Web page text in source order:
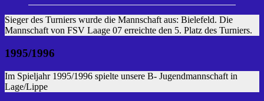
Sieger des Turniers wurde die Mannschaft aus: Bielefeld. Die
Mannschaft von FSV Laage 07 erreichte den 5. Platz des Turniers.
1995/1996
Im Spieljahr 1995/1996 spielte unsere B- Jugendmannschaft in
Lage/Lippe